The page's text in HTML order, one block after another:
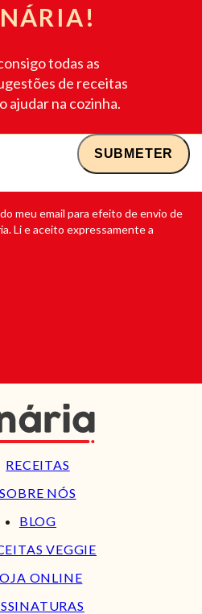
todas as
de receitas
ajudar na cozinha.
meu email para efeito de envio de
Li e aceito expressamente a
RECEITAS
SOBRE NÓS
BLOG
VEGGIE
ONLINE